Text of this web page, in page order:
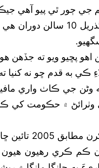
جي ڄور ٿي پيو آهي
رشيد احمد موجب
پڇيو ويو ته جڏهن
ڪي به قدم ڇو نه کنيا
وڻن جي ڪاٺ واري
۾ حڪومت کي